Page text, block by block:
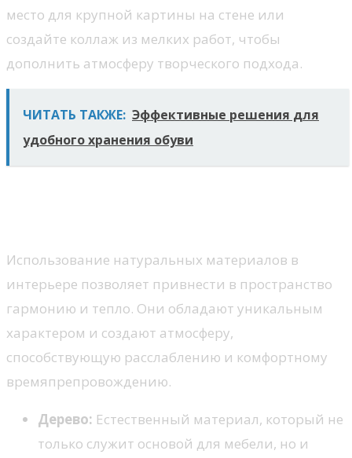
место для крупной картины на стене или
создайте коллаж из мелких работ, чтобы
дополнить атмосферу творческого подхода.
ЧИТАТЬ ТАКЖЕ: Эффективные решения для
удобного хранения обуви
Использование натуральных материалов в
интерьере позволяет привнести в пространство
гармонию и тепло. Они обладают уникальным
характером и создают атмосферу,
способствующую расслаблению и комфортному
времяпрепровождению.
Дерево: Естественный материал, который не
только служит основой для мебели, но и